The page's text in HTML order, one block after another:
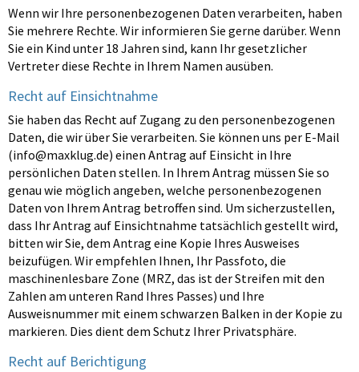
Wenn wir Ihre personenbezogenen Daten verarbeiten, haben
Sie mehrere Rechte. Wir informieren Sie gerne darüber. Wenn
Sie ein Kind unter 18 Jahren sind, kann Ihr gesetzlicher
Vertreter diese Rechte in Ihrem Namen ausüben.
Recht auf Einsichtnahme
Sie haben das Recht auf Zugang zu den personenbezogenen
Daten, die wir über Sie verarbeiten. Sie können uns per E-Mail
(info@maxklug.de) einen Antrag auf Einsicht in Ihre
persönlichen Daten stellen. In Ihrem Antrag müssen Sie so
genau wie möglich angeben, welche personenbezogenen
Daten von Ihrem Antrag betroffen sind. Um sicherzustellen,
dass Ihr Antrag auf Einsichtnahme tatsächlich gestellt wird,
bitten wir Sie, dem Antrag eine Kopie Ihres Ausweises
beizufügen. Wir empfehlen Ihnen, Ihr Passfoto, die
maschinenlesbare Zone (MRZ, das ist der Streifen mit den
Zahlen am unteren Rand Ihres Passes) und Ihre
Ausweisnummer mit einem schwarzen Balken in der Kopie zu
markieren. Dies dient dem Schutz Ihrer Privatsphäre.
Recht auf Berichtigung